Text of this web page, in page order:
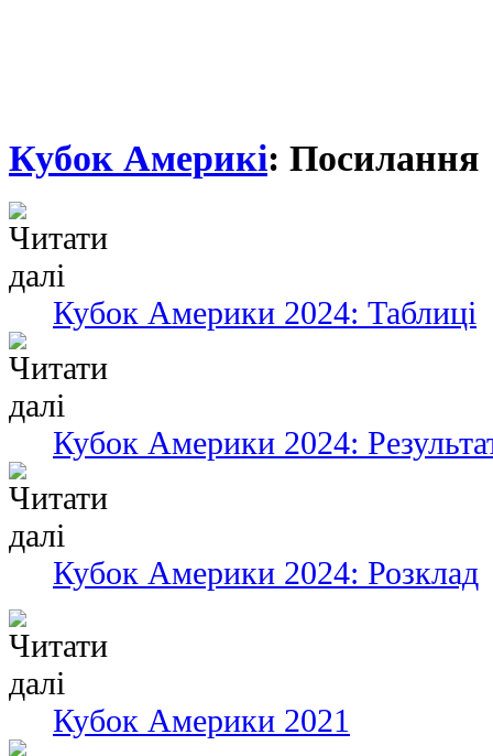
Кубок Америкі: Посилання
Кубок Америки 2024: Таблиці
Кубок Америки 2024:
Кубок Америки 2024: Розклад
Кубок Америки 2021